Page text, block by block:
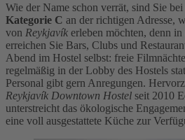
Wie der Name schon verrät, sind Sie
Kategorie C an der richtigen Adresse,
von Reykjavík erleben möchten, denn
erreichen Sie Bars, Clubs und
Abend im Hostel selbst: freie
regelmäßig in der Lobby des Hostels
Personal gibt gern Anregungen.
Reykjavík Downtown Hostel seit 2010
unterstreicht das ökologische
eine voll ausgestattete Küche zur